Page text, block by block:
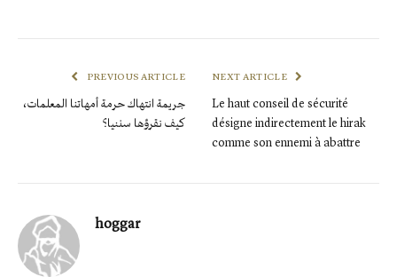
PREVIOUS ARTICLE
جريمة انتهاك حرمة أمهاتنا المعلمات،
كيف نقرؤها سننيا؟
NEXT ARTICLE
Le haut conseil de sécurité
désigne indirectement le hirak
comme son ennemi à abattre
hoggar